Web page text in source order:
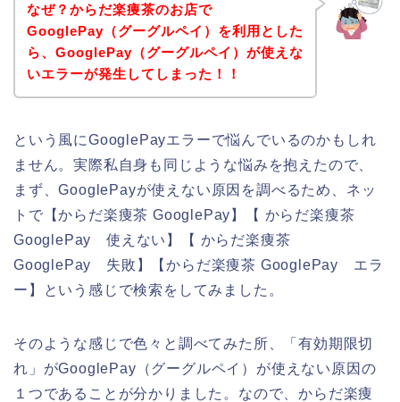
なぜ？からだ楽痩茶のお店で
GooglePay（グーグルペイ）を利用とした
ら、GooglePay（グーグルペイ）が使えな
いエラーが発生してしまった！！
という風にGooglePayエラーで悩んでいるのかもしれ
ません。実際私自身も同じような悩みを抱えたので、
まず、GooglePayが使えない原因を調べるため、ネッ
トで【からだ楽痩茶 GooglePay】【 からだ楽痩茶
GooglePay 使えない】【 からだ楽痩茶
GooglePay 失敗】【からだ楽痩茶 GooglePay エラ
ー】という感じで検索をしてみました。
そのような感じで色々と調べてみた所、「有効期限切
れ」がGooglePay（グーグルペイ）が使えない原因の
１つであることが分かりました。なので、からだ楽痩